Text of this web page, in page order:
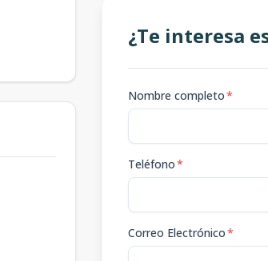
¿Te interesa
Nombre completo*
Teléfono*
Correo Electrónico*